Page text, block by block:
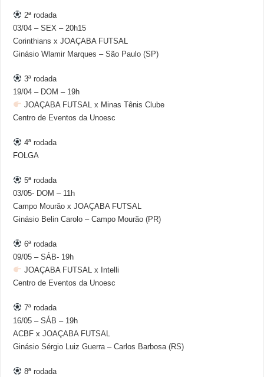
2ª rodada
03/04 – SEX – 20h15
Corinthians x JOAÇABA FUTSAL
Ginásio Wlamir Marques – São Paulo (SP)
3ª rodada
19/04 – DOM – 19h
JOAÇABA FUTSAL x Minas Tênis Clube
Centro de Eventos da Unoesc
4ª rodada
FOLGA
5ª rodada
03/05- DOM – 11h
Campo Mourão x JOAÇABA FUTSAL
Ginásio Belin Carolo – Campo Mourão (PR)
6ª rodada
09/05 – SÁB- 19h
JOAÇABA FUTSAL x Intelli
Centro de Eventos da Unoesc
7ª rodada
16/05 – SÁB – 19h
ACBF x JOAÇABA FUTSAL
Ginásio Sérgio Luiz Guerra – Carlos Barbosa (RS)
8ª rodada